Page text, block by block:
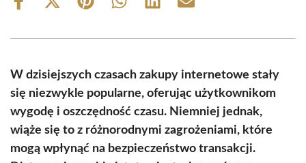
Share
Share
(Twitter)
Share Share Share Share
W dzisiejszych czasach zakupy internetowe stały
się niezwykle popularne, oferując użytkownikom
wygodę i oszczędność czasu. Niemniej jednak,
wiąże się to z różnorodnymi zagrożeniami, które
mogą wpłynąć na bezpieczeństwo transakcji.